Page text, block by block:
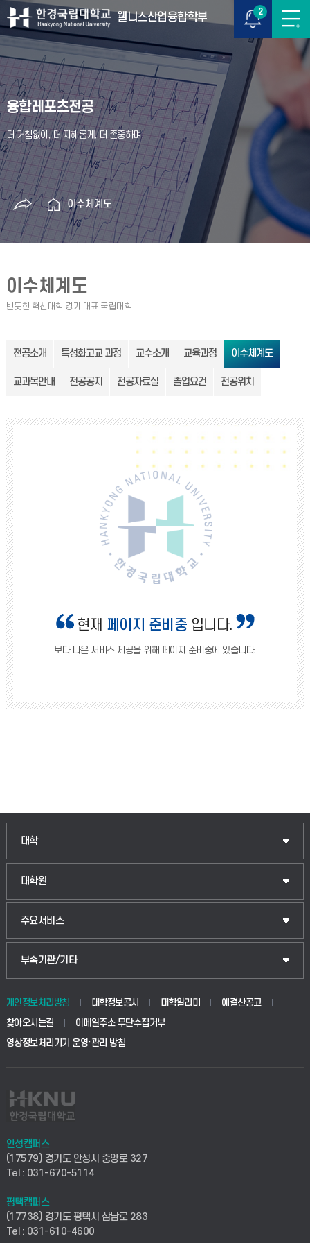
웰니스산업융합학부 2
융합레포츠전공
이수체계도
이수체계도
전공소개 특성화고교 과정 교수소개 교육과정 이수체계도
교과목안내 전공공지 전공자료실 졸업요건 전공위치
현재 페이지 준비중 입니다.
보다 나은 서비스 제공을 위해 페이지 준비중에 있습니다.
대학
인문융합공공인재학부
법경영학부
생명공학부
사회안전시스템공학부
컴퓨터응용수학부
ICT로봇기계공학부
전자전기공학부
대학원
일반대학원
산업대학원
공공정책대학원
교육대학원
주요서비스
입학안내
웹메일
학사시스템(전문학사 및 전공심화)
사이버캠퍼스(전문학사 및 전공심화)
시설바로처리서비스
연구실안전관리시스템
산학연구관리시스템
부속기관/기타
중앙도서관
학생생활관(안성)
산학협력단
취업지원센터
창업지원센터
현장실습지원센터
개인정보처리방침 대학정보공시 대학알리미
예결산공고
찾아오시는길
이메일주소 무단수집거부
영상정보처리기기 운영·관리 방침
안성캠퍼스
(17579) 경기도 안성시 중앙로 327
Tel : 031-670-5114
평택캠퍼스
(17738) 경기도 평택시 삼남로 283
Tel : 031-610-4600